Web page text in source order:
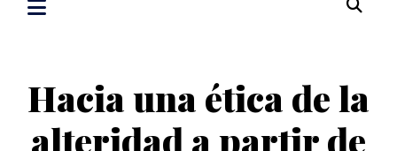
Hacia una ética de la
alteridad a partir de